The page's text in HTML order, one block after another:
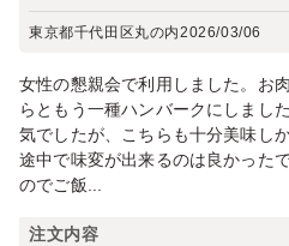
東京都千代田区丸の内2026/03/06
女性の懇親会で利用しました。お
らともう一種ハンバークにしまし
気でしたが、こちらも十分美味し
途中で味変が出来るのは良かった
のでご飯...
注文内容